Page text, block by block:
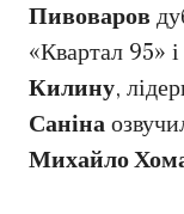
Пивоваров
«Квартал 95»
Килину,
Саніна
Михайло